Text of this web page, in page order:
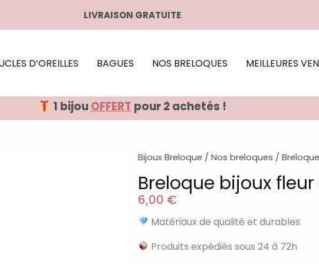
LIVRAISON GRATUITE
D’OREILLES BAGUES NOS BRELOQUES MEILLEURES
1 bijouOFFERT pour 2 achetés !
Bijoux Breloque / Nos breloques /
Breloque bijoux
6,00 €
Matériaux de qualité et durables
Produits expédiés sous 24 à 72h